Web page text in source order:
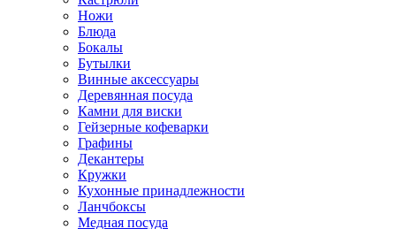
Ножи
Блюда
Бокалы
Бутылки
Винные аксессуары
Деревянная посуда
Камни для виски
Гейзерные кофеварки
Графины
Декантеры
Кружки
Кухонные принадлежности
Ланчбоксы
Медная посуда